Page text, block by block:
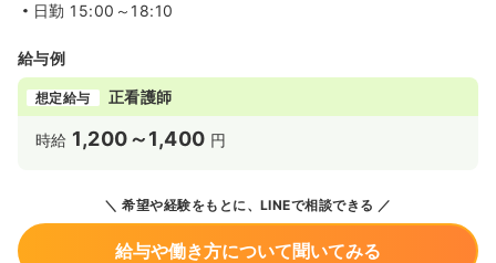
日勤 15:00～18:10
給与例
想定給与 正看護師
時給 1,200～1,400 円
希望や経験をもとに、LINEで相談できる
給与や働き方について聞いてみる